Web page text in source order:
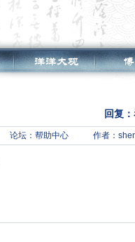
回复
论坛： 帮助中心 作者：